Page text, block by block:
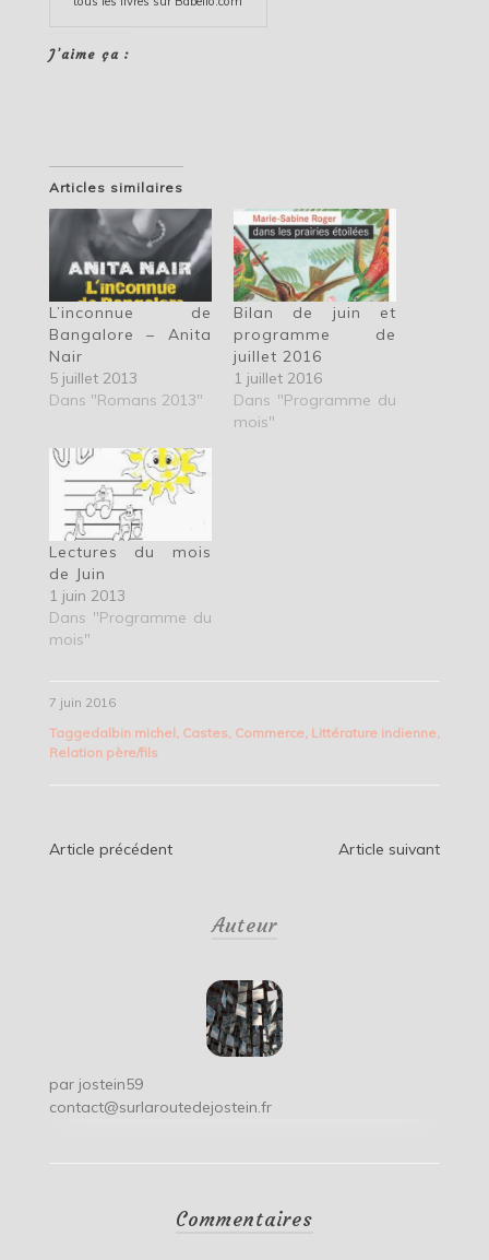
J’aime ça :
Articles similaires
L’inconnue de
Bangalore – Anita
Nair
5 juillet 2013
Dans "Romans 2013"
Bilan de juin et
programme de
juillet 2016
1 juillet 2016
Dans "Programme du
mois"
Lectures du mois
de Juin
1 juin 2013
Dans "Programme du
mois"
7 juin 2016
Taggedalbin michel, Castes, Commerce, Littérature indienne,
Relation père/fils
Navigation
Article précédent Article suivant
Auteur
par jostein59
contact@surlaroutedejostein.fr
Commentaires